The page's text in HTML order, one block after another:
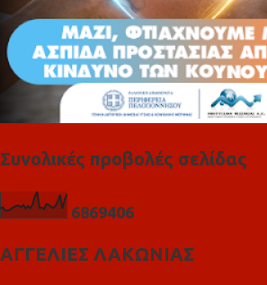
Συνολικές προβολές σελίδας
6869406
ΑΓΓΕΛΙΕΣ ΛΑΚΩΝΙΑΣ